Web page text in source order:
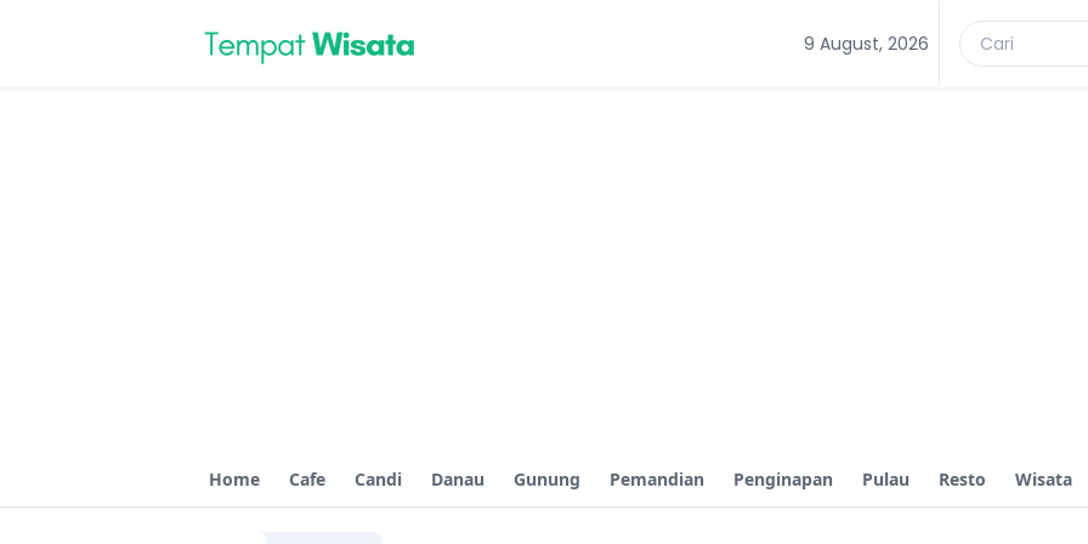
9 August, 2026
Home Cafe Candi Danau Gunung Pemandian Penginapan Pulau Resto Wisata